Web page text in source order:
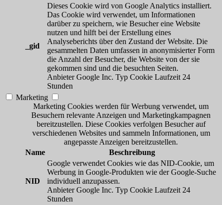
_gid
Dieses Cookie wird von Google Analytics installiert.
Das Cookie wird verwendet, um Informationen
darüber zu speichern, wie Besucher eine Website
nutzen und hilft bei der Erstellung eines
Analyseberichts über den Zustand der Website. Die
gesammelten Daten umfassen in anonymisierter Form
die Anzahl der Besucher, die Website von der sie
gekommen sind und die besuchten Seiten.
Anbieter Google Inc. Typ Cookie Laufzeit 24
Stunden
Marketing
Marketing Cookies werden für Werbung verwendet, um
Besuchern relevante Anzeigen und Marketingkampagnen
bereitzustellen. Diese Cookies verfolgen Besucher auf
verschiedenen Websites und sammeln Informationen, um
angepasste Anzeigen bereitzustellen.
Name
Beschreibung
NID
Google verwendet Cookies wie das NID-Cookie, um
Werbung in Google-Produkten wie der Google-Suche
individuell anzupassen.
Anbieter Google Inc. Typ Cookie Laufzeit 24
Stunden